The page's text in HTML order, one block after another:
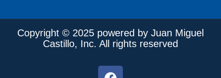
Copyright © 2025 powered by Juan Miguel
Castillo, Inc. All rights reserved